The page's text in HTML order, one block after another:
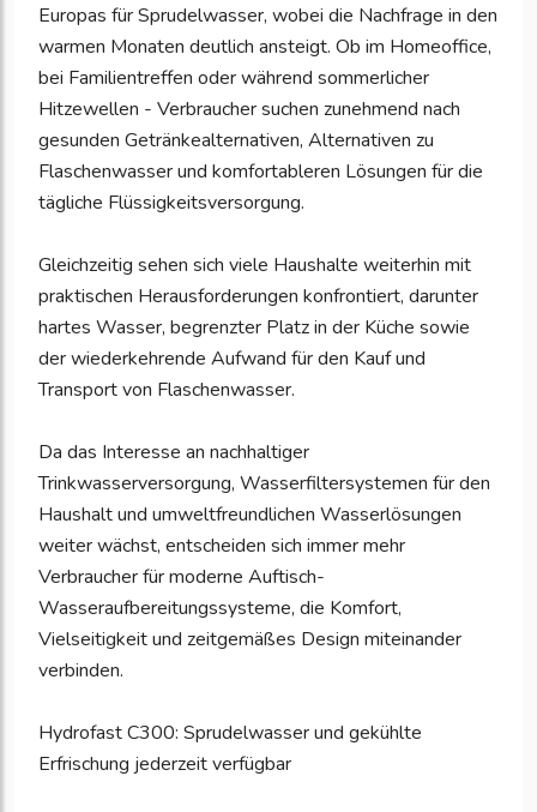
Europas für Sprudelwasser, wobei die Nachfrage in den
warmen Monaten deutlich ansteigt. Ob im Homeoffice,
bei Familientreffen oder während sommerlicher
Hitzewellen - Verbraucher suchen zunehmend nach
gesunden Getränkealternativen, Alternativen zu
Flaschenwasser und komfortableren Lösungen für die
tägliche Flüssigkeitsversorgung.
Gleichzeitig sehen sich viele Haushalte weiterhin mit
praktischen Herausforderungen konfrontiert, darunter
hartes Wasser, begrenzter Platz in der Küche sowie
der wiederkehrende Aufwand für den Kauf und
Transport von Flaschenwasser.
Da das Interesse an nachhaltiger
Trinkwasserversorgung, Wasserfiltersystemen für den
Haushalt und umweltfreundlichen Wasserlösungen
weiter wächst, entscheiden sich immer mehr
Verbraucher für moderne Auftisch-
Wasseraufbereitungssysteme, die Komfort,
Vielseitigkeit und zeitgemäßes Design miteinander
verbinden.
Hydrofast C300: Sprudelwasser und gekühlte
Erfrischung jederzeit verfügbar